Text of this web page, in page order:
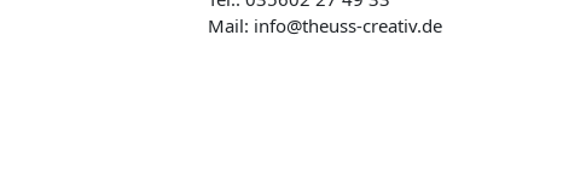
Mail: info@theuss-creativ.de